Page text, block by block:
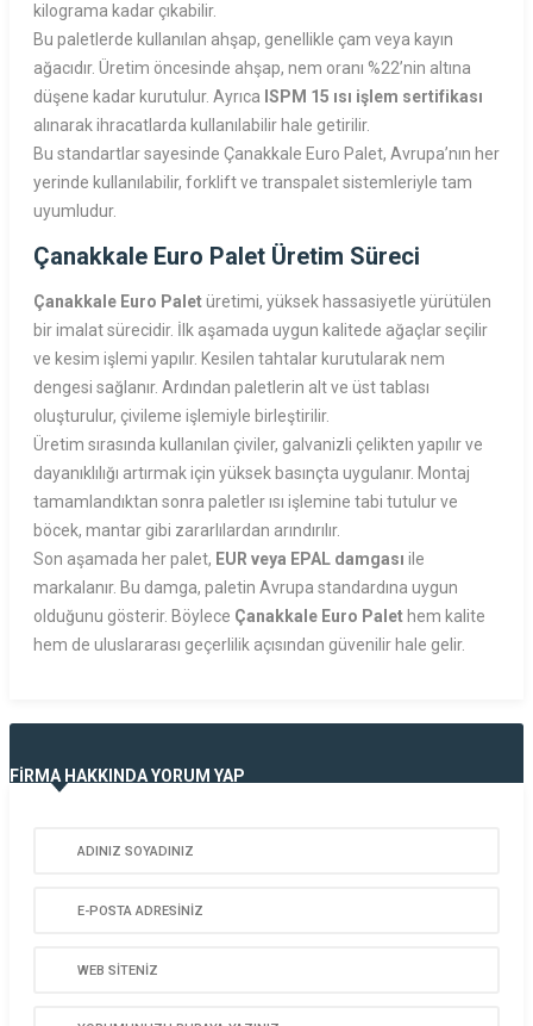
kilograma kadar çıkabilir.
Bu paletlerde kullanılan ahşap, genellikle çam veya kayın
ağacıdır. Üretim öncesinde ahşap, nem oranı %22’nin altına
düşene kadar kurutulur. Ayrıca ISPM 15 ısı işlem sertifikası
alınarak ihracatlarda kullanılabilir hale getirilir.
Bu standartlar sayesinde Çanakkale Euro Palet, Avrupa’nın her
yerinde kullanılabilir, forklift ve transpalet sistemleriyle tam
uyumludur.
Çanakkale Euro Palet Üretim Süreci
Çanakkale Euro Paletüretimi, yüksek hassasiyetle yürütülen
bir imalat sürecidir. İlk aşamada uygun kalitede ağaçlar seçilir
ve kesim işlemi yapılır. Kesilen tahtalar kurutularak nem
dengesi sağlanır. Ardından paletlerin alt ve üst tablası
oluşturulur, çivileme işlemiyle birleştirilir.
Üretim sırasında kullanılan çiviler, galvanizli çelikten yapılır ve
dayanıklılığı artırmak için yüksek basınçta uygulanır. Montaj
tamamlandıktan sonra paletler ısı işlemine tabi tutulur ve
böcek, mantar gibi zararlılardan arındırılır.
Son aşamada her palet, EUR veya EPAL damgası ile
markalanır. Bu damga, paletin Avrupa standardına uygun
olduğunu gösterir. Böylece Çanakkale Euro Palet hem kalite
hem de uluslararası geçerlilik açısından güvenilir hale gelir.
FİRMA HAKKINDA YORUM YAP